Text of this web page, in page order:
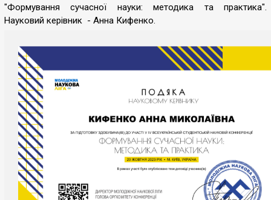
"Формування сучасної науки: методика та практика".
Науковий керівник - Анна Кифенко.